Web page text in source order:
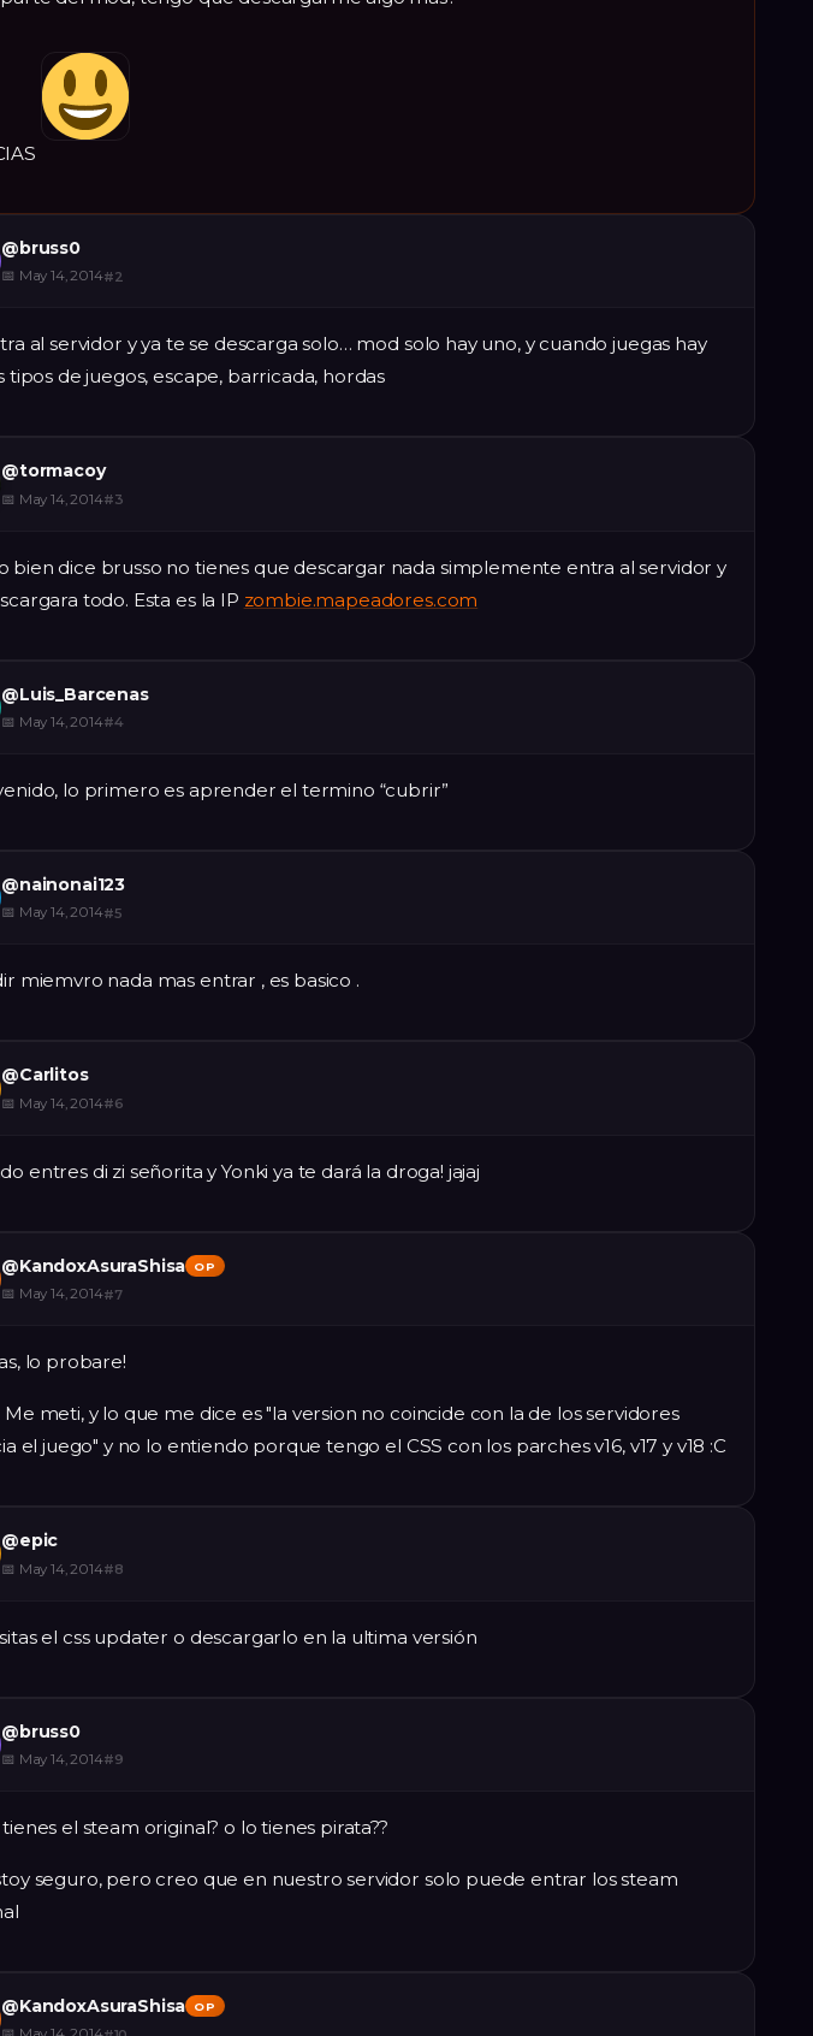
@bruss0
📅 May 14, 2014#2
al servidor y ya te se descarga solo… mod solo hay uno, y cuando juegas hay
tipos de juegos, escape, barricada, hordas
@tormacoy
📅 May 14, 2014#3
bien dice brusso no tienes que descargar nada simplemente entra al servidor y
todo. Esta es la IP zombie.mapeadores.com
@Luis_Barcenas
📅 May 14, 2014#4
lo primero es aprender el termino “cubrir”
@nainonai123
📅 May 14, 2014#5
miemvro nada mas entrar , es basico .
@Carlitos
📅 May 14, 2014#6
entres di zi señorita y Yonki ya te dará la droga! jajaj
@KandoxAsuraShisa OP
📅 May 14, 2014#7
lo probare!
Me meti, y lo que me dice es "la version no coincide con la de los servidores
el juego" y no lo entiendo porque tengo el CSS con los parches v16, v17 y v18 :C
@epic
📅 May 14, 2014#8
el css updater o descargarlo en la ultima versión
@bruss0
📅 May 14, 2014#9
el steam original? o lo tienes pirata??
seguro, pero creo que en nuestro servidor solo puede entrar los steam
@KandoxAsuraShisa OP